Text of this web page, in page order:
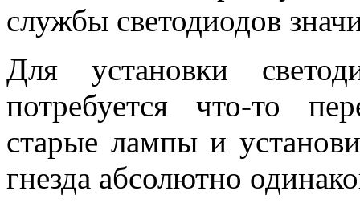
службы светодиодов
Для установки
потребуется что-то
старые лампы и
гнезда абсолютно